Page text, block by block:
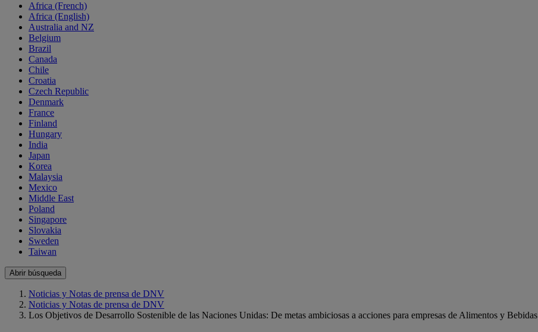
Africa (French)
Africa (English)
Australia and NZ
Belgium
Brazil
Canada
Chile
Croatia
Czech Republic
Denmark
France
Finland
Hungary
India
Japan
Korea
Malaysia
Mexico
Middle East
Poland
Singapore
Slovakia
Sweden
Taiwan
Abrir búsqueda
Noticias y Notas de prensa de DNV
Noticias y Notas de prensa de DNV
Los Objetivos de Desarrollo Sostenible de las Naciones Unidas: De metas ambiciosas a acciones para empresas de Alimentos y Bebidas